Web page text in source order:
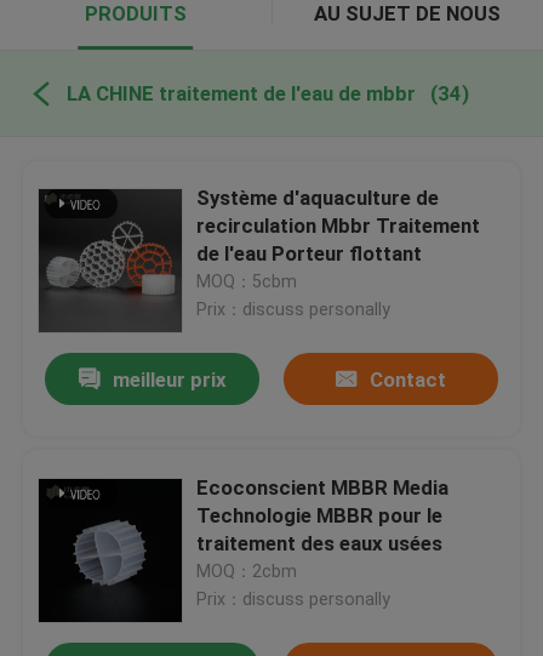
PRODUITS AU SUJET DE NOUS
LA CHINE traitement de l'eau de mbbr (34)
Système d'aquaculture de
recirculation Mbbr Traitement
de l'eau Porteur flottant
MOQ：5cbm
Prix：discuss personally
meilleur prix Contact
Ecoconscient MBBR Media
Technologie MBBR pour le
traitement des eaux usées
MOQ：2cbm
Prix：discuss personally